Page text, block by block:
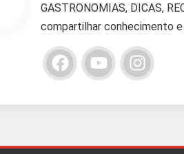
GASTRONOMIAS, DICAS,
compartilhar conhecimento